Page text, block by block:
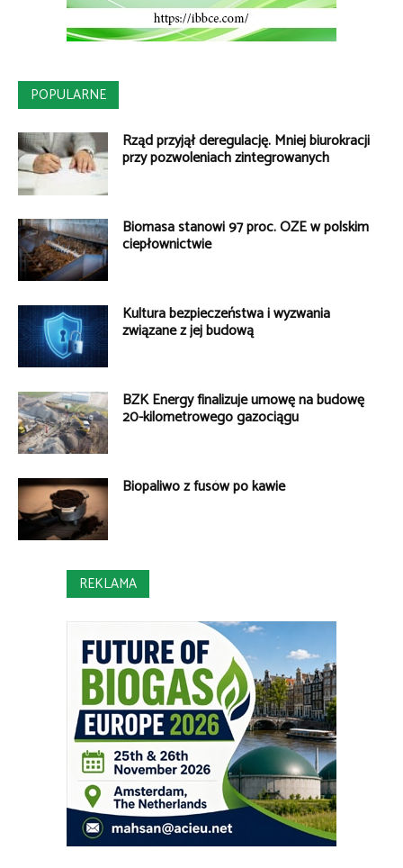
POPULARNE
Rząd przyjął deregulację. Mniej biurokracji
przy pozwoleniach zintegrowanych
Biomasa stanowi 97 proc. OZE w polskim
ciepłownictwie
Kultura bezpieczeństwa i wyzwania
związane z jej budową
BZK Energy finalizuje umowę na budowę
20-kilometrowego gazociągu
Biopaliwo z fusów po kawie
REKLAMA